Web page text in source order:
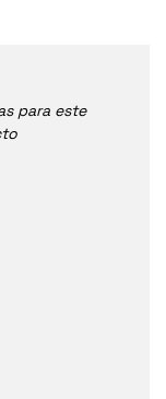
para este